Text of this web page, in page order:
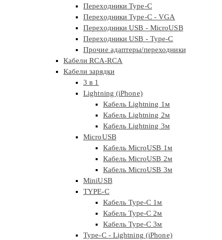
Переходники Type-C
Переходники Type-C - VGA
Переходники USB - MicroUSB
Переходники USB - Type-C
Прочие адаптеры/переходники
Кабели RCA-RCA
Кабели зарядки
3 в 1
Lightning (iPhone)
Кабель Lightning 1м
Кабель Lightning 2м
Кабель Lightning 3м
MicroUSB
Кабель MicroUSB 1м
Кабель MicroUSB 2м
Кабель MicroUSB 3м
MiniUSB
TYPE-C
Кабель Type-C 1м
Кабель Type-C 2м
Кабель Type-C 3м
Type-C - Lightning (iPhone)